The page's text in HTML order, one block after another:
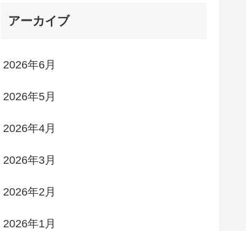
アーカイブ
2026年6月
2026年5月
2026年4月
2026年3月
2026年2月
2026年1月